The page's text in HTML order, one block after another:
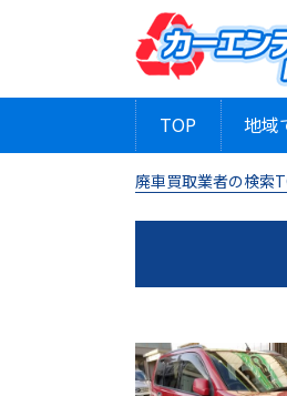
TOP 地域
廃車買取業者の検索